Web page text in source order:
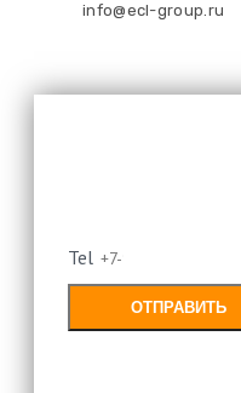
info@ecl-group.ru
Tel
ОТПРАВИТЬ